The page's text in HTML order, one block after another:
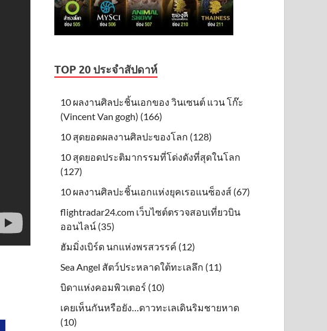
TOP 20 ประจำสัปดาห์
10 ผลงานศิลปะชิ้นเอกของ วินเซนต์ แวน โก๊ะ
(Vincent Van gogh) (166)
10 สุดยอดผลงานศิลปะของโลก (128)
10 สุดยอดประติมากรรมที่โด่งดังที่สุดในโลก
(127)
10 ผลงานศิลปะชิ้นเอกแห่งยุคเรอแนซ็องส์ (67)
flightradar24.com เว็บไซต์ตรวจสอบเที่ยวบิน
ออนไลน์ (35)
ฮัมมิ่งเบิร์ด นกแห่งพรสวรรค์ (12)
Sea Angel สัตว์ประหลาดใต้ทะเลลึก (11)
บิดาแห่งคอมพิวเตอร์ (10)
เคยเห็นกันหรือยัง…ดาวทะเลเดินริมชายหาด
(10)